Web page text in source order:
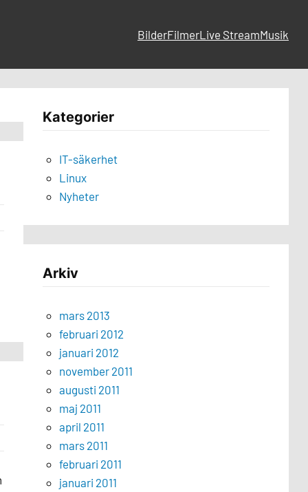
BilderFilmerLive StreamMusik
Kategorier
IT-säkerhet
Linux
Nyheter
Arkiv
mars 2013
februari 2012
januari 2012
november 2011
augusti 2011
maj 2011
april 2011
mars 2011
februari 2011
januari 2011